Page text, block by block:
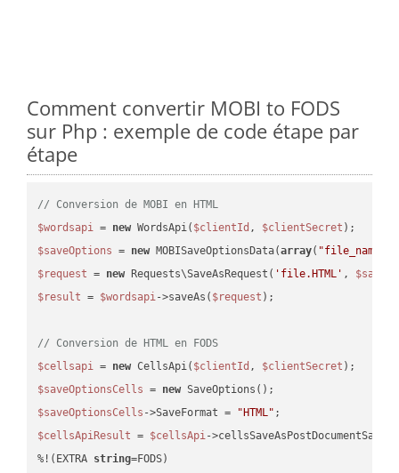
Comment convertir MOBI to FODS
sur Php : exemple de code étape par
étape
// Conversion de MOBI en HTML
$wordsapi = new WordsApi( $clientId , $clientSecret
$saveOptions = new MOBISaveOptionsData(array( "file_name"
$request = new Requests\SaveAsRequest( 'file.HTML' ,
$result = $wordsapi->saveAs( $request );
// Conversion de HTML en FODS
$cellsapi = new CellsApi( $clientId , $clientSecret
$saveOptionsCells = new
$saveOptionsCells ->SaveFormat = "HTML"
$cellsApiResult = $cellsApi-
%!(EXTRA string=FODS)